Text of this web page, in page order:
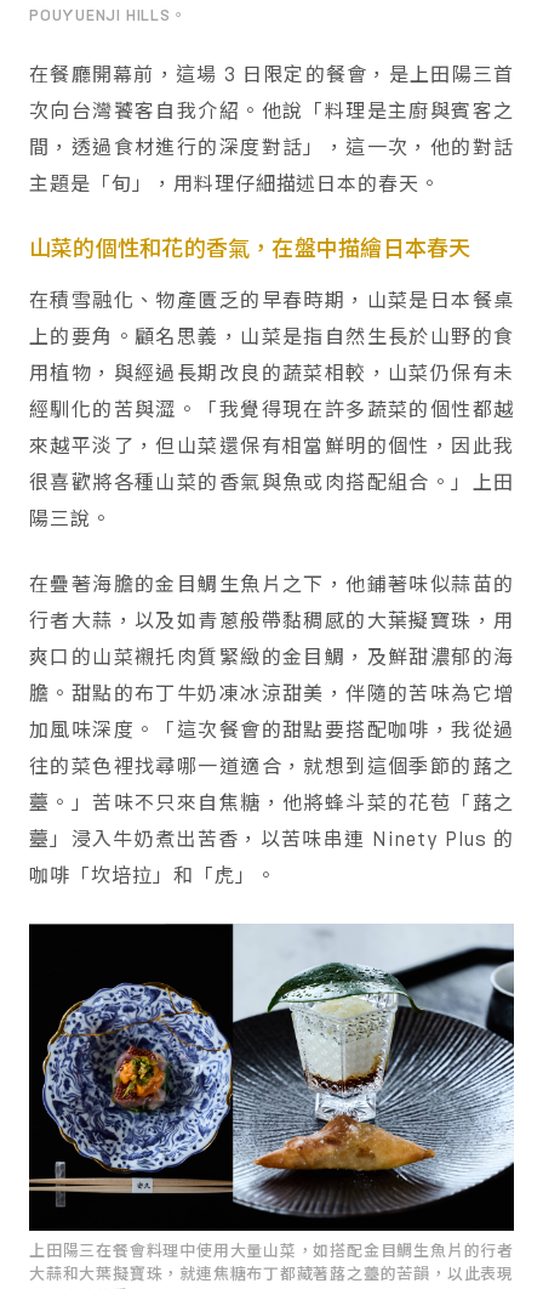
POUYUENJI HILLS。
在餐廳開幕前，這場 3 日限定的餐會，是上田陽三首
次向台灣饕客自我介紹。他說「料理是主廚與賓客之
間，透過食材進行的深度對話」，這一次，他的對話
主題是「旬」，用料理仔細描述日本的春天。
山菜的個性和花的香氣，在盤中描繪日本春天
在積雪融化、物產匱乏的早春時期，山菜是日本餐桌
上的要角。顧名思義，山菜是指自然生長於山野的食
用植物，與經過長期改良的蔬菜相較，山菜仍保有未
經馴化的苦與澀。「我覺得現在許多蔬菜的個性都越
來越平淡了，但山菜還保有相當鮮明的個性，因此我
很喜歡將各種山菜的香氣與魚或肉搭配組合。」上田
陽三說。
在疊著海膽的金目鯛生魚片之下，他鋪著味似蒜苗的
行者大蒜，以及如青蔥般帶黏稠感的大葉擬寶珠，用
爽口的山菜襯托肉質緊緻的金目鯛，及鮮甜濃郁的海
膽。甜點的布丁牛奶凍冰涼甜美，伴隨的苦味為它增
加風味深度。「這次餐會的甜點要搭配咖啡，我從過
往的菜色裡找尋哪一道適合，就想到這個季節的蕗之
薹。」苦味不只來自焦糖，他將蜂斗菜的花苞「蕗之
薹」浸入牛奶煮出苦香，以苦味串連 Ninety Plus 的
咖啡「坎培拉」和「虎」。
上田陽三在餐會料理中使用大量山菜，如搭配金目鯛生魚片的行者
大蒜和大葉擬寶珠，就連焦糖布丁都藏著蕗之薹的苦韻，以此表現